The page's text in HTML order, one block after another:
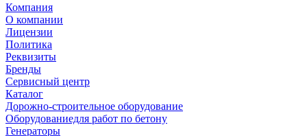
Компания
О компании
Лицензии
Политика
Реквизиты
Бренды
Сервисный центр
Каталог
Дорожно-строительное оборудование
Оборудованиедля работ по бетону
Генераторы